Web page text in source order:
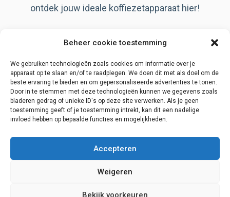
Beheer cookie toestemming
We gebruiken technologieën zoals cookies om informatie over je
apparaat op te slaan en/of te raadplegen. We doen dit met als doel om de
beste ervaring te bieden en om gepersonaliseerde advertenties te tonen.
Door in te stemmen met deze technologieën kunnen we gegevens zoals
bladeren gedrag of unieke ID's op deze site verwerken. Als je geen
toestemming geeft of je toestemming intrekt, kan dit een nadelige
invloed hebben op bepaalde functies en mogelijkheden.
Accepteren
Weigeren
Bekijk voorkeuren
ontdek jouw ideale koffiezetapparaat hier!
Privacy Policy
Disclaimer
Contact
Begin zoektocht